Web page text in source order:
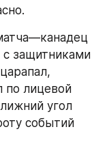
с защитниками
по лицевой
угол
событий